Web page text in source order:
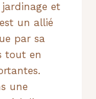
et
un allié
par sa
tout en
une